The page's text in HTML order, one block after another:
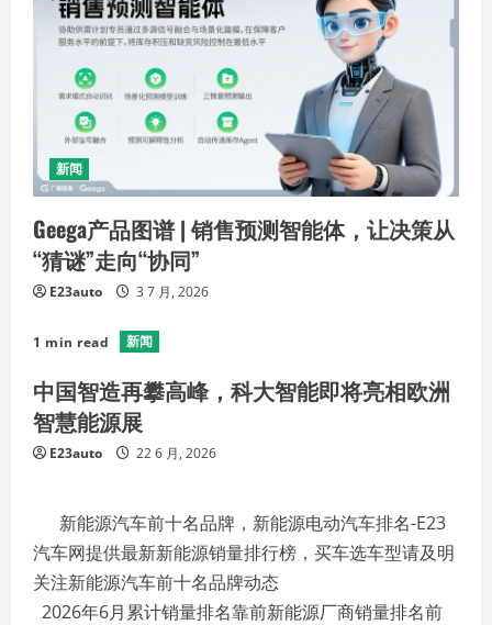
新闻
Geega产品图谱 | 销售预测智能体，让决策从
“猜谜”走向“协同”
E23auto 3 7 月, 2026
1 min read 新闻
中国智造再攀高峰，科大智能即将亮相欧洲
智慧能源展
E23auto 22 6 月, 2026
新能源汽车前十名品牌，新能源电动汽车排名-E23
汽车网提供最新新能源销量排行榜，买车选车型请及明
关注新能源汽车前十名品牌动态
2026年6月累计销量排名靠前新能源厂商销量排名前